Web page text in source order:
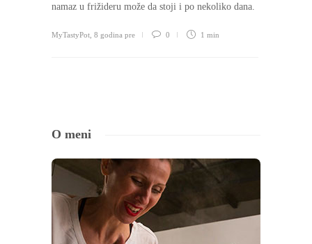
namaz u frižideru može da stoji i po nekoliko dana.
MyTastyPot 8 godina pre 0 1 min
O meni